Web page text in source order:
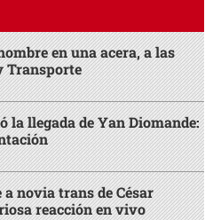
en una acera, a las
Transporte
la llegada de Yan Diomande:
novia trans de César
reacción en vivo